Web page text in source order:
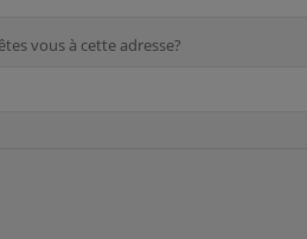
vous à cette adresse?